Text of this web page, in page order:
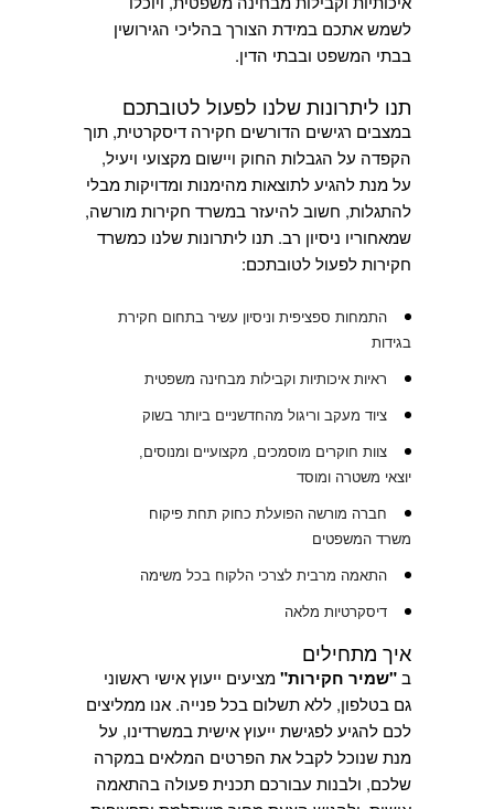
לשמש אתכם במידת הצורך בהליכי הגירושין
בבתי המשפט ובבתי הדין.
תנו ליתרונות שלנו לפעול לטובתכם
במצבים רגישים הדורשים חקירה דיסקרטית, תוך
הקפדה על הגבלות החוק ויישום מקצועי ויעיל,
על מנת להגיע לתוצאות מהימנות ומדויקות מבלי
להתגלות, חשוב להיעזר במשרד חקירות מורשה,
שמאחוריו ניסיון רב. תנו ליתרונות שלנו כמשרד
חקירות לפעול לטובתכם:
התמחות ספציפית וניסיון עשיר בתחום חקירת
בגידות
ראיות איכותיות וקבילות מבחינה משפטית
ציוד מעקב וריגול מהחדשניים ביותר בשוק
צוות חוקרים מוסמכים, מקצועיים ומנוסים,
יוצאי משטרה ומוסד
חברה מורשה הפועלת כחוק תחת פיקוח
משרד המשפטים
התאמה מרבית לצרכי הלקוח בכל משימה
דיסקרטיות מלאה
איך מתחילים
ב"שמיר חקירות"מציעים ייעוץ אישי ראשוני
גם בטלפון, ללא תשלום בכל פנייה. אנו ממליצים
לכם להגיע לפגישת ייעוץ אישית במשרדינו, על
מנת שנוכל לקבל את הפרטים המלאים במקרה
שלכם, ולבנות עבורכם תכנית פעולה בהתאמה